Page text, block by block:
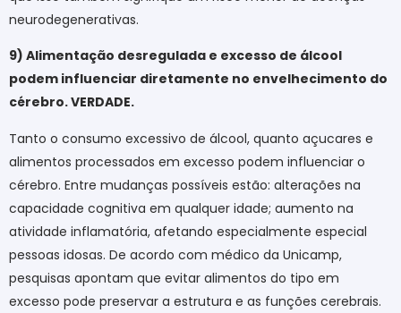
neurodegenerativas.
9) Alimentação desregulada e excesso de álcool
podem influenciar diretamente no envelhecimento do
cérebro. VERDADE.
Tanto o consumo excessivo de álcool, quanto açucares e
alimentos processados em excesso podem influenciar o
cérebro. Entre mudanças possíveis estão: alterações na
capacidade cognitiva em qualquer idade; aumento na
atividade inflamatória, afetando especialmente especial
pessoas idosas. De acordo com médico da Unicamp,
pesquisas apontam que evitar alimentos do tipo em
excesso pode preservar a estrutura e as funções cerebrais.